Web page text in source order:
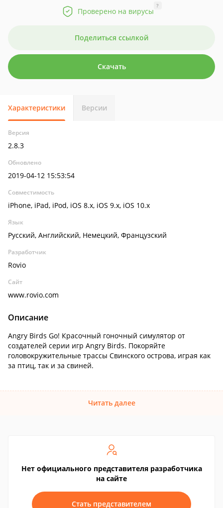
Проверено на вирусы
?
Поделиться ссылкой
Скачать
Характеристики Версии
Версия
2.8.3
Обновлено
2019-04-12 15:53:54
Совместимость
iPhone, iPad, iPod, iOS 8.x, iOS 9.x, iOS 10.x
Язык
Русский, Английский, Немецкий, Французский
Разработчик
Rovio
Сайт
www.rovio.com
Описание
Angry Birds Go! Красочный гоночный симулятор от
создателей серии игр Angry Birds. Покоряйте
головокружительные трассы Свинского острова, играя как
за птиц, так и за свиней.
Читать далее
Нет официального представителя разработчика
на сайте
Стать представителем